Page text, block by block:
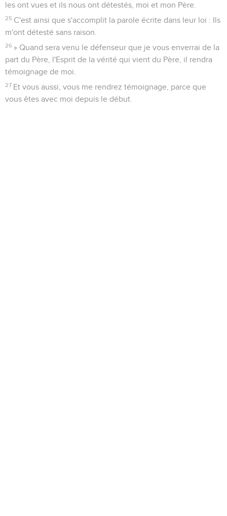
les ont vues et ils nous ont détestés, moi et mon Père.
25 C'est ainsi que s'accomplit la parole écrite dans leur loi : Ils
m'ont détesté sans raison.
26 » Quand sera venu le défenseur que je vous enverrai de la
part du Père, l'Esprit de la vérité qui vient du Père, il rendra
témoignage de moi.
27 Et vous aussi, vous me rendrez témoignage, parce que
vous êtes avec moi depuis le début.